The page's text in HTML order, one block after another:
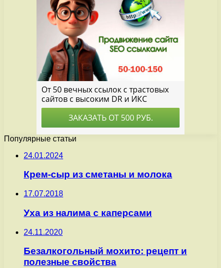
Популярные статьи
24.01.2024
Крем-сыр из сметаны и молока
17.07.2018
Уха из налима с каперсами
24.11.2020
Безалкогольный мохито: рецепт и
полезные свойства